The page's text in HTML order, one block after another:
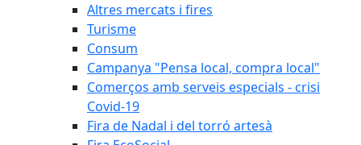
Altres mercats i fires
Turisme
Consum
Campanya "Pensa local, compra local"
Comerços amb serveis especials - crisi
Covid-19
Fira de Nadal i del torró artesà